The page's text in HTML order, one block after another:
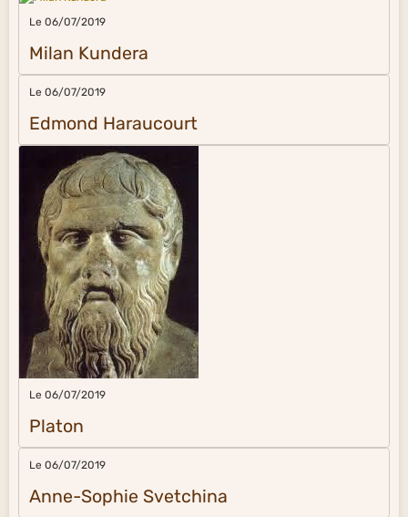
Le 06/07/2019
Milan Kundera
Le 06/07/2019
Edmond Haraucourt
Le 06/07/2019
Platon
Le 06/07/2019
Anne-Sophie Svetchina